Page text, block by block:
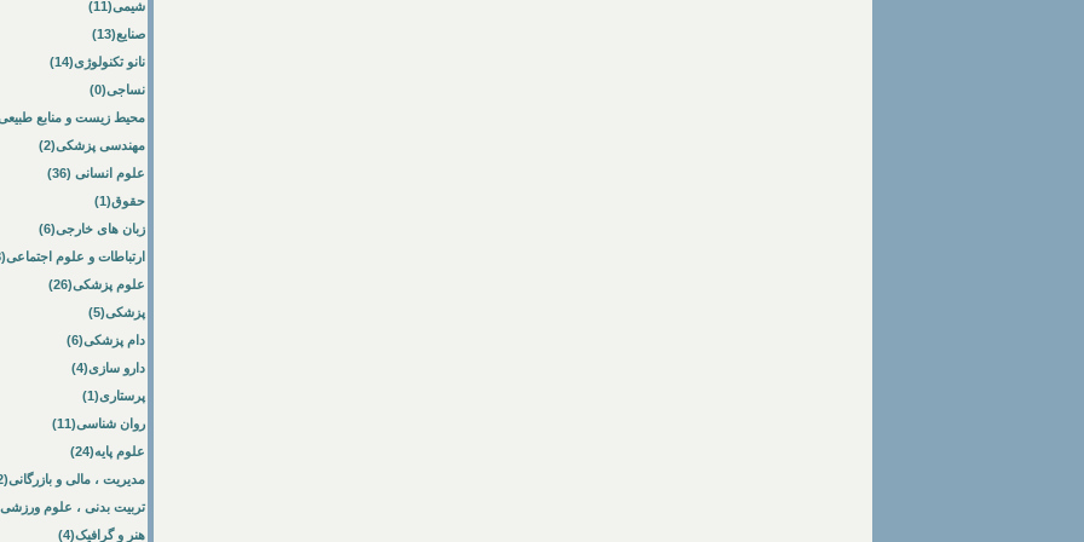
شیمی(11)
صنایع(13)
نانو تکنولوژی(14)
نساجی(0)
محیط زیست و منابع
مهندسی پزشکی(2)
علوم انسانی (36)
حقوق(1)
زبان های خارجی(6)
ارتباطات و علوم اجتماعی(8)
علوم پزشکی(26)
پزشکی(5)
دام پزشکی(6)
دارو سازی(4)
پرستاری(1)
روان شناسی(11)
علوم پایه(24)
مدیریت ، مالی و بازرگانی(52)
تربیت بدنی ، علوم
هنر و گرافیک(4)